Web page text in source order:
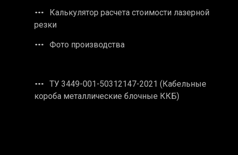
Калькулятор расчета стоимости лазерной
резки
Фото производства
ТУ 3449-001-50312147-2021 (Кабельные
короба металлические блочные ККБ)